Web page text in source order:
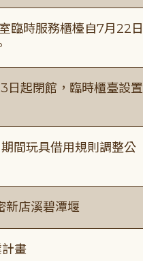
臨時服務櫃檯自7月22日
日起閉館，臨時櫃臺設置
期間玩具借用規則調整公
新店溪碧潭堰
畫